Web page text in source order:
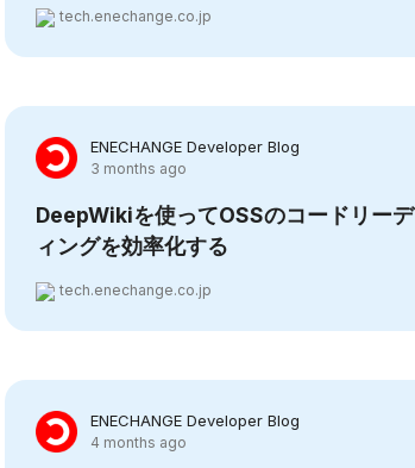
tech.enechange.co.jp
ENECHANGE Developer Blog
3 months ago
DeepWikiを使ってOSSのコードリーデ
ィングを効率化する
tech.enechange.co.jp
ENECHANGE Developer Blog
4 months ago